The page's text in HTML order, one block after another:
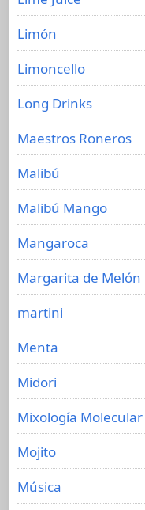
Limón
Limoncello
Long Drinks
Maestros Roneros
Malibú
Malibú Mango
Mangaroca
Margarita de Melón
martini
Menta
Midori
Mixología Molecular
Mojito
Música